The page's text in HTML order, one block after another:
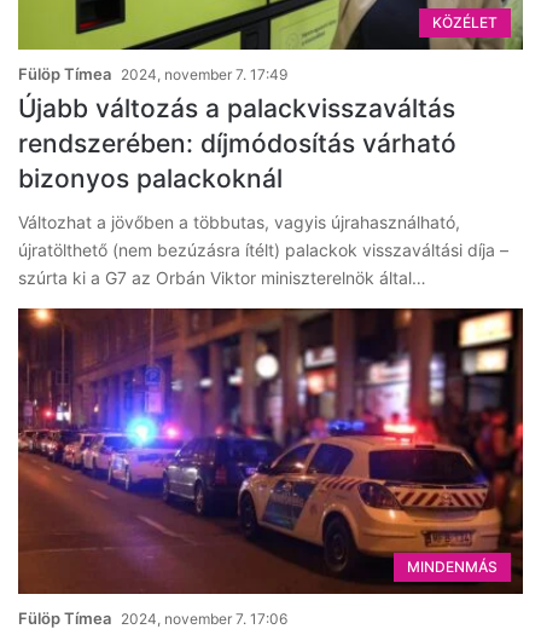
KÖZÉLET
Fülöp Tímea 2024, november 7. 17:49
Újabb változás a palackvisszaváltás
rendszerében: díjmódosítás várható
bizonyos palackoknál
Változhat a jövőben a többutas, vagyis újrahasználható,
újratölthető (nem bezúzásra ítélt) palackok visszaváltási díja –
szúrta ki a G7 az Orbán Viktor miniszterelnök által…
MINDENMÁS
Fülöp Tímea 2024, november 7. 17:06